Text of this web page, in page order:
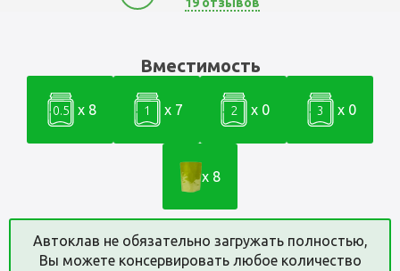
Вместимость
0.5 x 8 1 x 7 2 x 0 3 x 0
x 8
Автоклав не обязательно загружать полностью,
Вы можете консервировать любое количество